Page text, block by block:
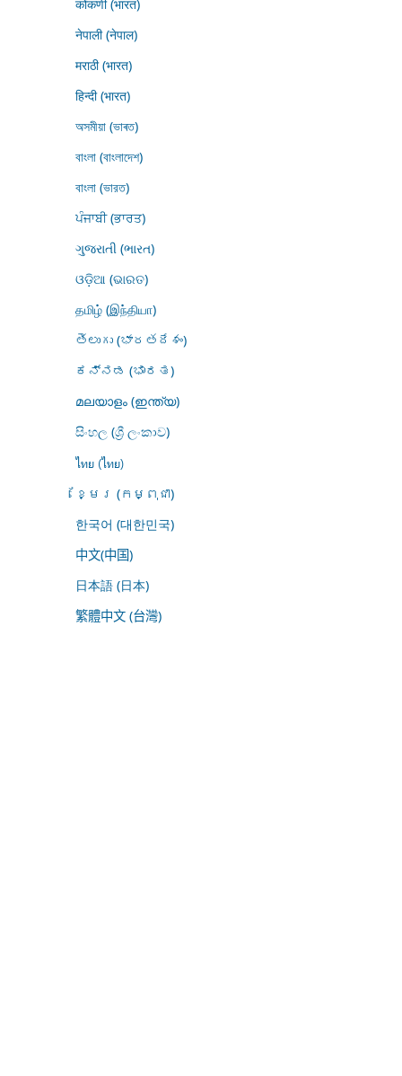
कोंकणी (भारत)
नेपाली (नेपाल)
मराठी (भारत)
हिन्दी (भारत)
অসমীয়া (ভাৰত)
বাংলা (বাংলাদেশ)
বাংলা (ভারত)
ਪੰਜਾਬੀ (ਭਾਰਤ)
ગુજરાતી (ભારત)
ଓଡ଼ିଆ (ଭାରତ)
தமிழ் (இந்தியா)
తెలుగు (భారతదేశం)
ಕನ್ನಡ (ಭಾರತ)
മലയാളം (ഇന്ത്യ)
සිංහල (ශ්‍රී ලංකාව)
ไทย (ไทย)
ខ្មែរ (កម្ពុជា)
한국어 (대한민국)
中文(中国)
日本語 (日本)
繁體中文 (台灣)